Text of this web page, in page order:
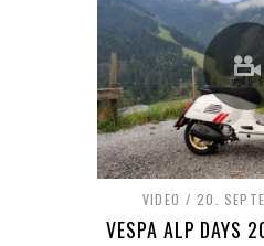
VIDEO 20.
VESPA ALP DAYS